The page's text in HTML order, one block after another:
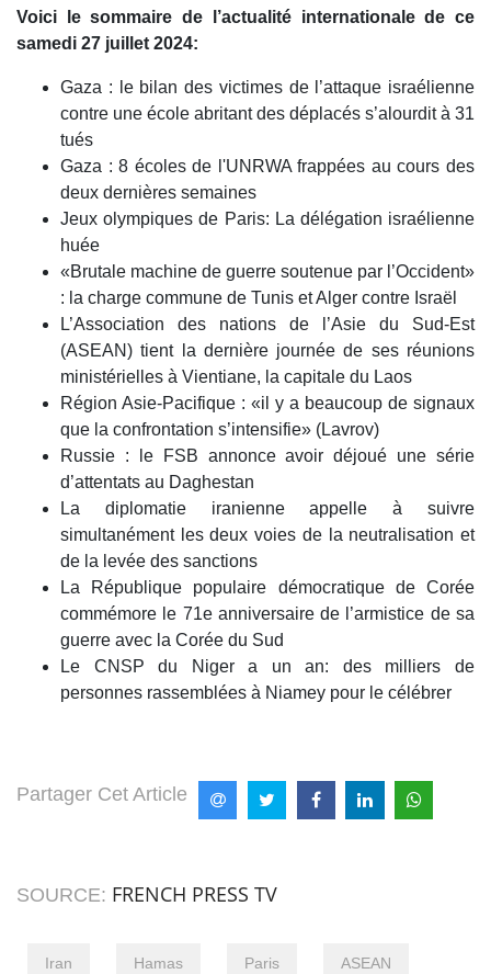
Voici le sommaire de l’actualité internationale de ce
samedi 27 juillet 2024:
Gaza : le bilan des victimes de l’attaque israélienne
contre une école abritant des déplacés s’alourdit à 31
tués
Gaza : 8 écoles de l'UNRWA frappées au cours des
deux dernières semaines
Jeux olympiques de Paris: La délégation israélienne
huée
«Brutale machine de guerre soutenue par l’Occident»
: la charge commune de Tunis et Alger contre Israël
L’Association des nations de l’Asie du Sud-Est
(ASEAN) tient la dernière journée de ses réunions
ministérielles à Vientiane, la capitale du Laos
Région Asie-Pacifique : «il y a beaucoup de signaux
que la confrontation s’intensifie» (Lavrov)
Russie : le FSB annonce avoir déjoué une série
d’attentats au Daghestan
La diplomatie iranienne appelle à suivre
simultanément les deux voies de la neutralisation et
de la levée des sanctions
La République populaire démocratique de Corée
commémore le 71e anniversaire de l’armistice de sa
guerre avec la Corée du Sud
Le CNSP du Niger a un an: des milliers de
personnes rassemblées à Niamey pour le célébrer
Partager Cet Article
SOURCE: FRENCH PRESS TV
Iran Hamas Paris ASEAN